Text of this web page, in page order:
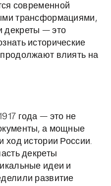
современной
трансформациями,
декреты — это
исторические
влиять на
года — это не
а мощные
ход истории России.
декреты
идеи и
развитие